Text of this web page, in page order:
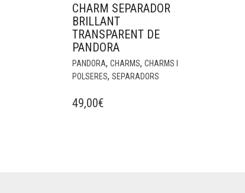
CHARM SEPARADOR
BRILLANT
TRANSPARENT DE
PANDORA
PANDORA, CHARMS, CHARMS I
POLSERES, SEPARADORS
49,00€